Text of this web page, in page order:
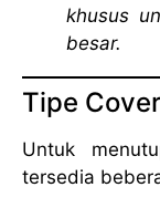
khusus
besar.
Tipe
Untuk
tersedia